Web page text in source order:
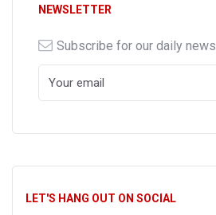
NEWSLETTER
Subscribe for our daily news
LET'S HANG OUT ON SOCIAL